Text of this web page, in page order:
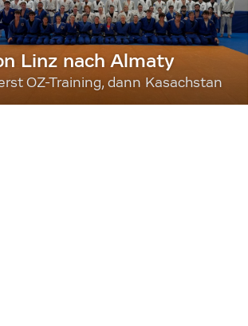
Linz nach Almaty
OZ-Training, dann Kasachstan